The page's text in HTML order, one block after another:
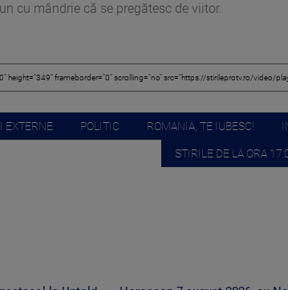
cu mândrie că se pregătesc de viitor.
EXTERNE POLITIC ROMANIA, TE IUBESC!
STIRILE DE LA ORA